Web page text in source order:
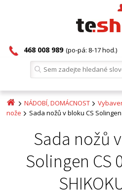
468 008 989 (po-pá: 8-17 hod.)
NÁDOBÍ, DOMÁCNOST
nože
Sada nožů v bloku CS Solingen
Sada nožů
Solingen CS